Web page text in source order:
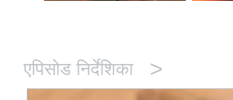
एपिसोड निर्देशिका >